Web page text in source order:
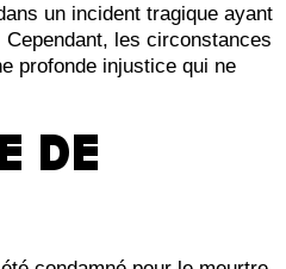
un incident tragique ayant
Cependant, les circonstances
profonde injustice qui ne
DE